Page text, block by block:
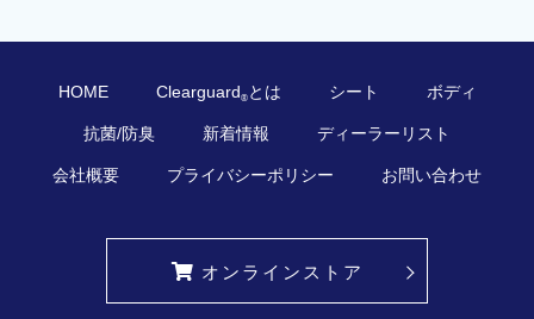
HOME Clearguard®とは シート ボディ
抗菌/防臭 新着情報 ディーラーリスト
会社概要 プライバシーポリシー お問い合わせ
オンラインストア